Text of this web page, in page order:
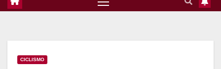
CICLISMO